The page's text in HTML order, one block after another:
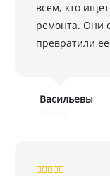
всем, кто
ремонта. Они
превратили
Васильевы